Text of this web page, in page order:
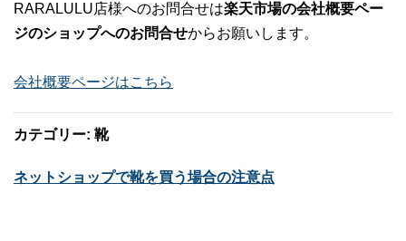
RARALULU店様へのお問合せは楽天市場の会社概要ペー
ジのショップへのお問合せからお願いします。
会社概要ページはこちら
カテゴリー: 靴
ネットショップで靴を買う場合の注意点